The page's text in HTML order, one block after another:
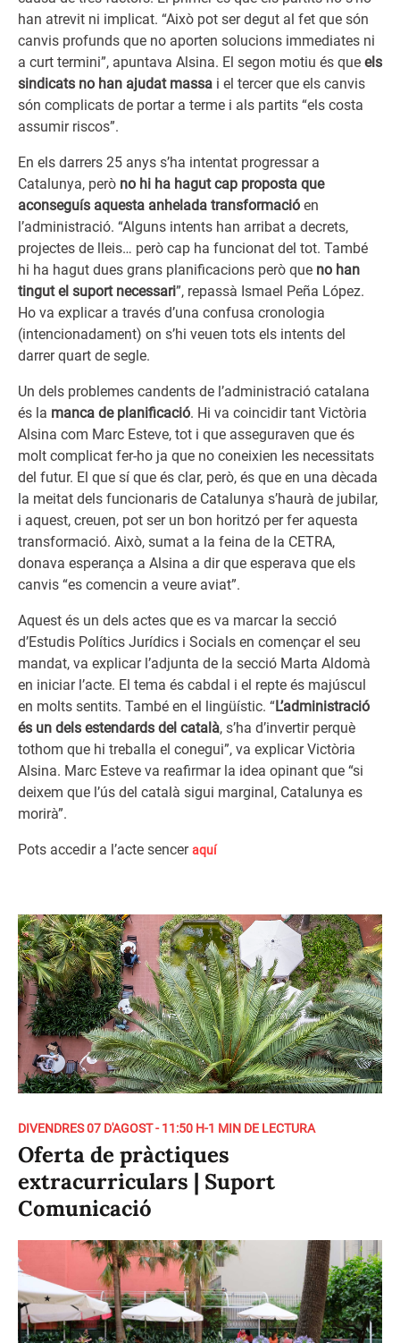
han atrevit ni implicat. “Això pot ser degut al fet que són
canvis profunds que no aporten solucions immediates ni
a curt termini”, apuntava Alsina. El segon motiu és que els
sindicats no han ajudat massa i el tercer que els canvis
són complicats de portar a terme i als partits “els costa
assumir riscos”.
En els darrers 25 anys s’ha intentat progressar a
Catalunya, però no hi ha hagut cap proposta que
aconseguís aquesta anhelada transformació en
l’administració. “Alguns intents han arribat a decrets,
projectes de lleis… però cap ha funcionat del tot. També
hi ha hagut dues grans planificacions però que no han
tingut el suport necessari”, repassà Ismael Peña López.
Ho va explicar a través d’una confusa cronologia
(intencionadament) on s’hi veuen tots els intents del
darrer quart de segle.
Un dels problemes candents de l’administració catalana
és la manca de planificació. Hi va coincidir tant Victòria
Alsina com Marc Esteve, tot i que asseguraven que és
molt complicat fer-ho ja que no coneixien les necessitats
del futur. El que sí que és clar, però, és que en una dècada
la meitat dels funcionaris de Catalunya s’haurà de jubilar,
i aquest, creuen, pot ser un bon horitzó per fer aquesta
transformació. Això, sumat a la feina de la CETRA,
donava esperança a Alsina a dir que esperava que els
canvis “es comencin a veure aviat”.
Aquest és un dels actes que es va marcar la secció
d’Estudis Polítics Jurídics i Socials en començar el seu
mandat, va explicar l’adjunta de la secció Marta Aldomà
en iniciar l’acte. El tema és cabdal i el repte és majúscul
en molts sentits. També en el lingüístic. “L’administració
és un dels estendards del català, s’ha d’invertir perquè
tothom que hi treballa el conegui”, va explicar Victòria
Alsina. Marc Esteve va reafirmar la idea opinant que “si
deixem que l’ús del català sigui marginal, Catalunya es
morirà”.
Pots accedir a l’acte senceraquí
DIVENDRES 07 D'AGOST - 11:50 H-1 MIN DE LECTURA
Oferta de pràctiques
extracurriculars | Suport
Comunicació